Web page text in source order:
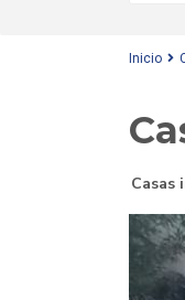
Inicio
Casas